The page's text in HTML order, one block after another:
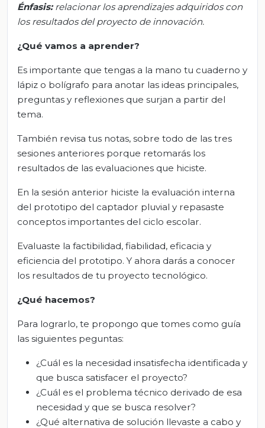
Énfasis: relacionar los aprendizajes adquiridos con
los resultados del proyecto de innovación.
¿Qué vamos a aprender?
Es importante que tengas a la mano tu cuaderno y
lápiz o bolígrafo para anotar las ideas principales,
preguntas y reflexiones que surjan a partir del
tema.
También revisa tus notas, sobre todo de las tres
sesiones anteriores porque retomarás los
resultados de las evaluaciones que hiciste.
En la sesión anterior hiciste la evaluación interna
del prototipo del captador pluvial y repasaste
conceptos importantes del ciclo escolar.
Evaluaste la factibilidad, fiabilidad, eficacia y
eficiencia del prototipo. Y ahora darás a conocer
los resultados de tu proyecto tecnológico.
¿Qué hacemos?
Para lograrlo, te propongo que tomes como guía
las siguientes peguntas:
¿Cuál es la necesidad insatisfecha identificada y
que busca satisfacer el proyecto?
¿Cuál es el problema técnico derivado de esa
necesidad y que se busca resolver?
¿Qué alternativa de solución llevaste a cabo y